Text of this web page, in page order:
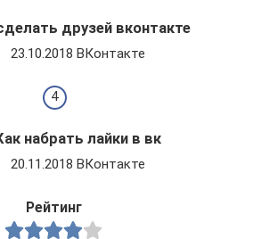
друзей вконтакте
23.10.2018 ВКонтакте
набрать лайки в вк
20.11.2018 ВКонтакте
Рейтинг